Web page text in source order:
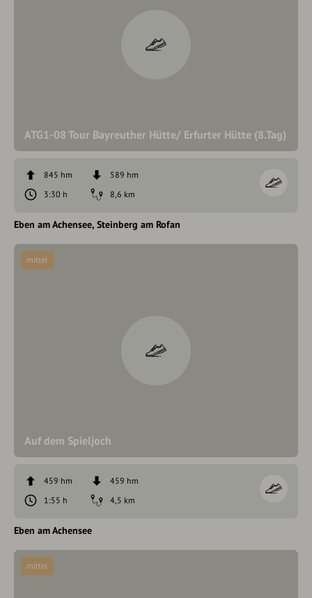
ATG1-08 Tour Bayreuther Hütte/ Erfurter Hütte (8.Tag)
845 hm
589 hm
3:30 h
8,6 km
Eben am Achensee Steinberg am Rofan
Auf dem Spieljoch
mittel
459 hm
459 hm
1:55 h
4,5 km
Eben am Achensee
mittel